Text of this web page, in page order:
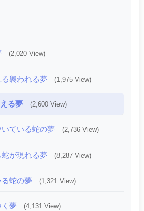
(2,020 View)
襲われる夢 (1,975 View)
る夢 (2,600 View)
ている蛇の夢 (2,736 View)
が現れる夢 (8,287 View)
蛇の夢 (1,321 View)
夢 (4,131 View)